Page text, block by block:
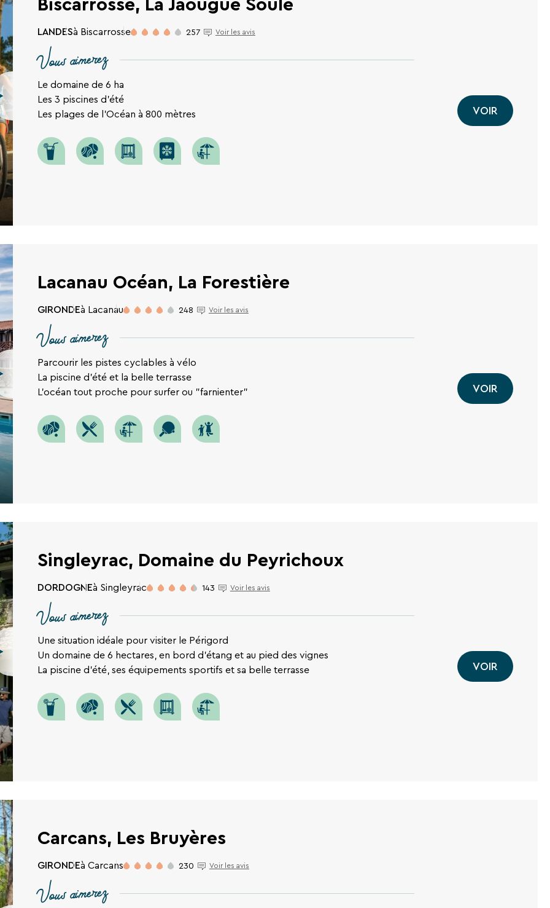
RECHERCHER
Une destination, un hôtel...
LANDESà Biscarrosse 257 Voir les avis
Vous aimerez
Le domaine de 6 ha
Les 3 piscines d'été
Les plages de l'Océan à 800 mètres
VOIR
Lacanau Océan, La Forestière
GIRONDEà Lacanau 248 Voir les avis
Vous aimerez
Parcourir les pistes cyclables à vélo
La piscine d'été et la belle terrasse
L'océan tout proche pour surfer ou "farnienter"
VOIR
Singleyrac, Domaine du Peyrichoux
DORDOGNEà Singleyrac 143 Voir les avis
Vous aimerez
Une situation idéale pour visiter le Périgord
Un domaine de 6 hectares, en bord d'étang et au pied des vignes
La piscine d'été, ses équipements sportifs et sa belle terrasse
VOIR
Carcans, Les Bruyères
GIRONDEà Carcans 230 Voir les avis
Vous aimerez